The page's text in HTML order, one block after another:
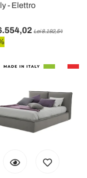
- Elettro
Lei 8.192,54